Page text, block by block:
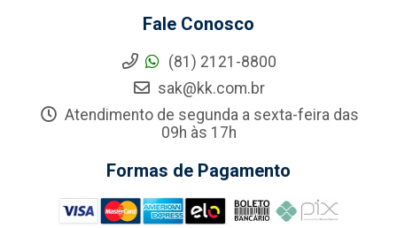
Fale Conosco
(81) 2121-8800
sak@kk.com.br
Atendimento de segunda a sexta-feira das
09h às 17h
Formas de Pagamento